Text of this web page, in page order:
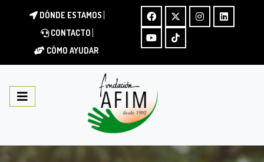
DÓNDE ESTAMOS
CONTACTO
CÓMO AYUDAR